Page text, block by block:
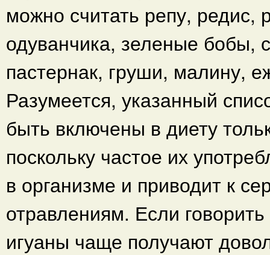
можно считать репу, редис,
одуванчика, зеленые бобы,
пастернак, груши, малину,
Разумеется, указанный
быть включены в диету
поскольку частое их
в организме и приводит к
отравлениям. Если
игуаны чаще получают